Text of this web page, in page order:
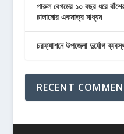
পারুল বেগমের ১০ বছর ধরে
চালানোর একমাত্র মাধ্যম
চরফ্যাশনে উপজেলা দুর্যোগ
RECENT